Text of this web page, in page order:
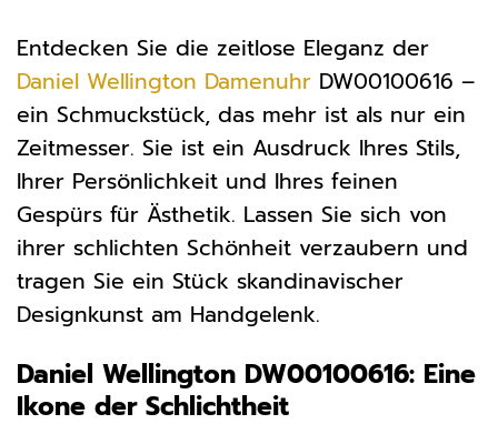
Entdecken Sie die zeitlose Eleganz der
Daniel Wellington Damenuhr DW00100616 –
ein Schmuckstück, das mehr ist als nur ein
Zeitmesser. Sie ist ein Ausdruck Ihres Stils,
Ihrer Persönlichkeit und Ihres feinen
Gespürs für Ästhetik. Lassen Sie sich von
ihrer schlichten Schönheit verzaubern und
tragen Sie ein Stück skandinavischer
Designkunst am Handgelenk.
Daniel Wellington DW00100616: Eine
Ikone der Schlichtheit